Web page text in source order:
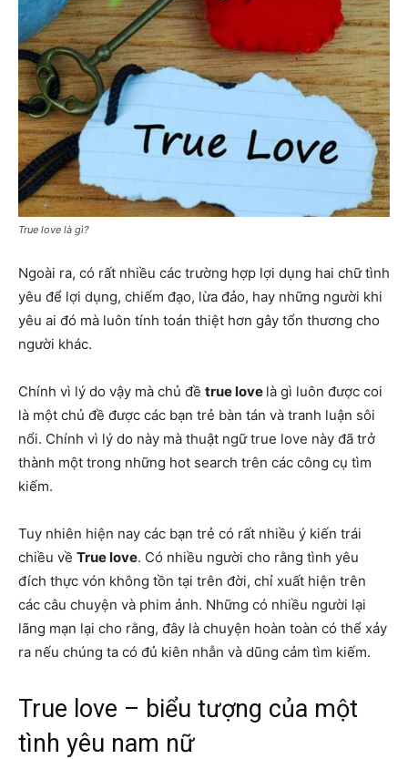
True love là gì?
Ngoài ra, có rất nhiều các trường hợp lợi dụng hai chữ tình
yêu để lợi dụng, chiếm đạo, lừa đảo, hay những người khi
yêu ai đó mà luôn tính toán thiệt hơn gây tổn thương cho
người khác.
Chính vì lý do vậy mà chủ đề true love là gì luôn được coi
là một chủ đề được các bạn trẻ bàn tán và tranh luận sôi
nổi. Chính vì lý do này mà thuật ngữ true love này đã trở
thành một trong những hot search trên các công cụ tìm
kiếm.
Tuy nhiên hiện nay các bạn trẻ có rất nhiều ý kiến trái
chiều về True love. Có nhiều người cho rằng tình yêu
đích thực vón không tồn tại trên đời, chỉ xuất hiện trên
các câu chuyện và phim ảnh. Những có nhiều người lại
lãng mạn lại cho rằng, đây là chuyện hoàn toàn có thể xảy
ra nếu chúng ta có đủ kiên nhẫn và dũng cảm tìm kiếm.
True love – biểu tượng của một
tình yêu nam nữ